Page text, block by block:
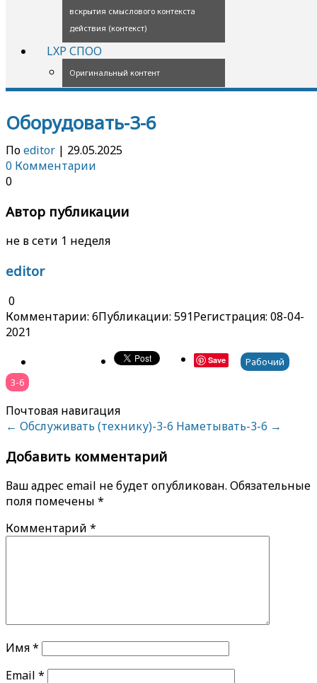
вскрытия смыслового контекста
действия (контекст)
LXP СПОО
Оригинальный контент
Оборудовать-3-6
Поeditor | 29.05.2025
0 Комментарии
0
Автор публикации
не в сети 1 неделя
editor
0
Комментарии: 6Публикации: 591Регистрация: 08-04-
2021
Save
Рабочий
3-6
Почтовая навигация
← Обслуживать (технику)-3-6 Наметывать-3-6 →
Добавить комментарий
Ваш адрес email не будет опубликован. Обязательные
поля помечены *
Комментарий *
Имя*
Email *